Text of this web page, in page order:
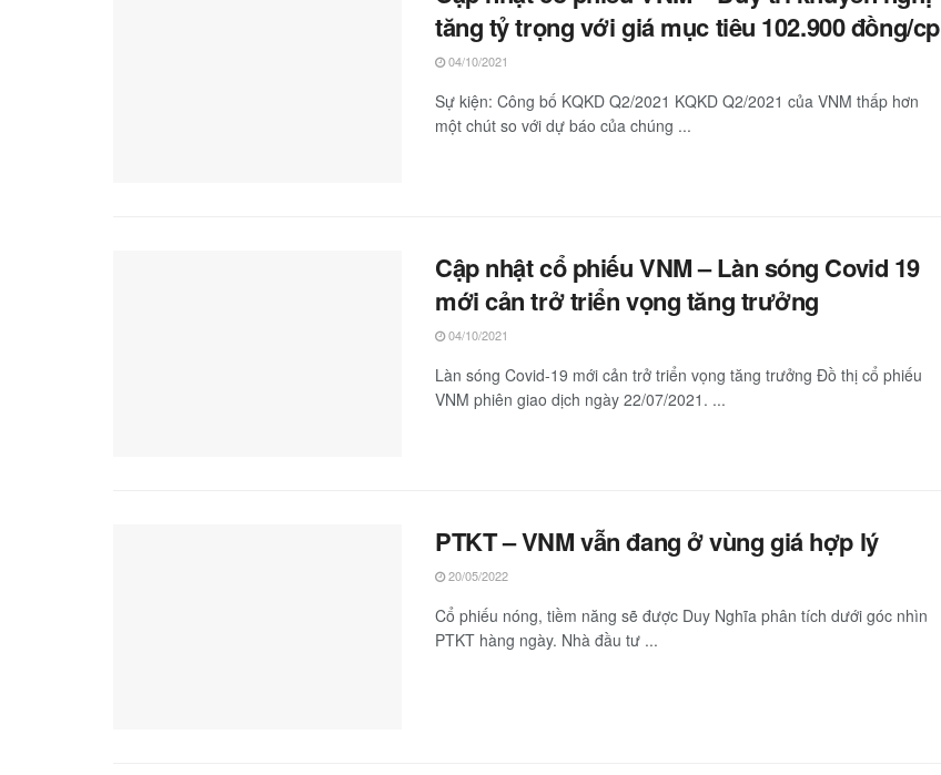
tăng tỷ trọng với giá mục tiêu 102.900 đồng/cp
04/10/2021
Sự kiện: Công bố KQKD Q2/2021 KQKD Q2/2021 của VNM thấp hơn
một chút so với dự báo của chúng ...
Cập nhật cổ phiếu VNM – Làn sóng Covid 19
mới cản trở triển vọng tăng trưởng
04/10/2021
Làn sóng Covid-19 mới cản trở triển vọng tăng trưởng Đồ thị cổ phiếu
VNM phiên giao dịch ngày 22/07/2021. ...
PTKT – VNM vẫn đang ở vùng giá hợp lý
20/05/2022
Cổ phiếu nóng, tiềm năng sẽ được Duy Nghĩa phân tích dưới góc nhìn
PTKT hàng ngày. Nhà đầu tư ...